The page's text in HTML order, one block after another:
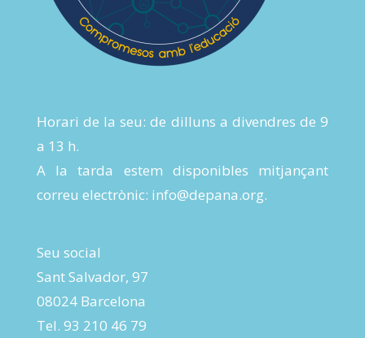
Horari de la seu: de dilluns a divendres de 9
a 13 h.
A la tarda estem disponibles mitjançant
correu electrònic: info@depana.org.
Seu social
Sant Salvador, 97
08024 Barcelona
Tel. 93 210 46 79